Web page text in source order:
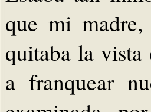
que mi
quitaba la vista
a franquear